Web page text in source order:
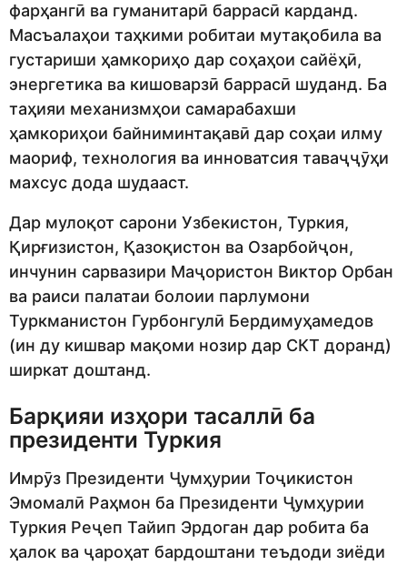
фарҳангӣ ва гуманитарӣ баррасӣ карданд.
Масъалаҳои таҳкими робитаи мутақобила ва
густариши ҳамкориҳо дар соҳаҳои сайёҳӣ,
энергетика ва кишоварзӣ баррасӣ шуданд. Ба
таҳияи механизмҳои самарабахши
ҳамкориҳои байниминтақавӣ дар соҳаи илму
маориф, технология ва инноватсия таваҷҷӯҳи
махсус дода шудааст.
Дар мулоқот сарони Узбекистон, Туркия,
Қирғизистон, Қазоқистон ва Озарбойҷон,
инчунин сарвазири Маҷористон Виктор Орбан
ва раиси палатаи болоии парлумони
Туркманистон Гурбонгулӣ Бердимуҳамедов
(ин ду кишвар мақоми нозир дар СКТ доранд)
ширкат доштанд.
Барқияи изҳори тасаллӣ ба
президенти Туркия
Имрӯз Президенти Ҷумҳурии Тоҷикистон
Эмомалӣ Раҳмон ба Президенти Ҷумҳурии
Туркия Реҷеп Тайип Эрдоган дар робита ба
ҳалок ва ҷароҳат бардоштани теъдоди зиёди